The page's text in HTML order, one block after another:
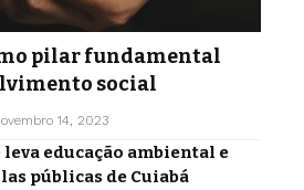
pilar fundamental
social
14, 2023
educação ambiental e
públicas de Cuiabá